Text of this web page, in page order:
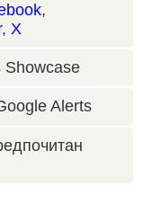
,
, X
Showcase
Alerts